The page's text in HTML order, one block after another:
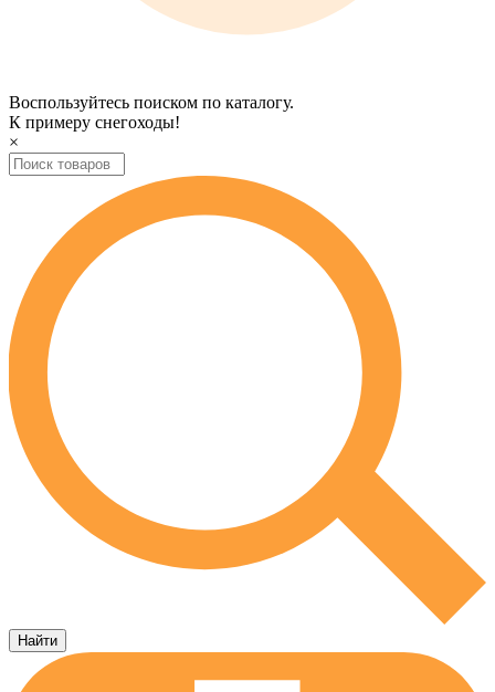
Воспользуйтесь поиском по каталогу.
К примеру снегоходы!
×